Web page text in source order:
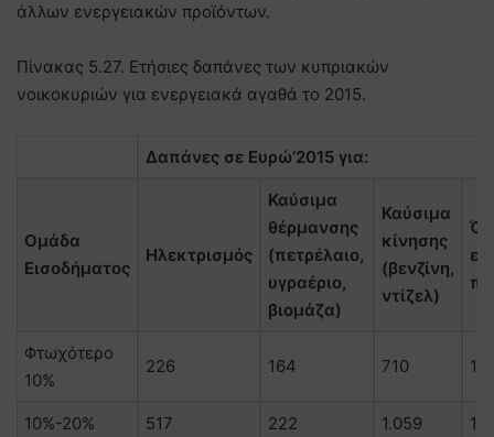
άλλων ενεργειακών προϊόντων.
Πίνακας 5.27. Ετήσιες δαπάνες των κυπριακών
νοικοκυριών για ενεργειακά αγαθά το 2015.
Δαπάνες σε Ευρώ’2015 για:
Ομάδα
Εισοδήματος
Ηλεκτρισμός
Καύσιμα
θέρμανσης
(πετρέλαιο,
υγραέριο,
βιομάζα)
Καύσιμα
κίνησης
(βενζίνη,
ντίζελ)
Φτωχότερο
10%
226 164 710
10%-20% 517 222 1.059